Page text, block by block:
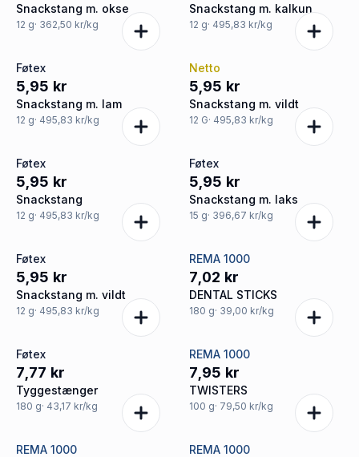
Snackstang m. okse
12 g· 362,50 kr/kg
Snackstang m. kalkun
12 g· 495,83 kr/kg
Føtex
5,95 kr
Snackstang m. lam
12 g· 495,83 kr/kg
Netto
5,95 kr
Snackstang m. vildt
12 G· 495,83 kr/kg
Føtex
5,95 kr
Snackstang
12 g· 495,83 kr/kg
Føtex
5,95 kr
Snackstang m. laks
15 g· 396,67 kr/kg
Føtex
5,95 kr
Snackstang m. vildt
12 g· 495,83 kr/kg
REMA 1000
7,02 kr
DENTAL STICKS
180 g· 39,00 kr/kg
Føtex
7,77 kr
Tyggestænger
180 g· 43,17 kr/kg
REMA 1000
7,95 kr
TWISTERS
100 g· 79,50 kr/kg
REMA 1000 REMA 1000